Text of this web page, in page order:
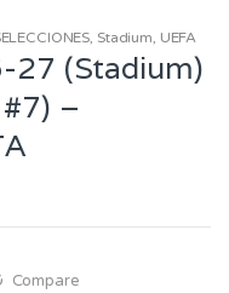
, Stadium, UEFA
27 (Stadium)
–
Compare